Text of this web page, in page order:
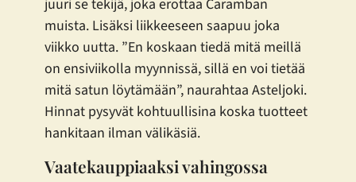
juuri se tekijä, joka erottaa Caramban
muista. Lisäksi liikkeeseen saapuu joka
viikko uutta. ”En koskaan tiedä mitä meillä
on ensiviikolla myynnissä, sillä en voi tietää
mitä satun löytämään”, naurahtaa Asteljoki.
Hinnat pysyvät kohtuullisina koska tuotteet
hankitaan ilman välikäsiä.
Vaatekauppiaaksi vahingossa